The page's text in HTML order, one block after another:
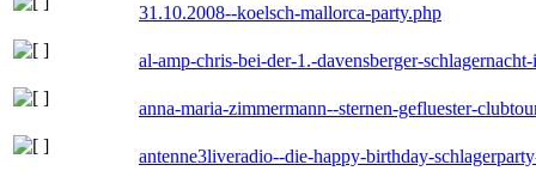
31.10.2008--koelsch-mallorca-party.php
al-amp-chris-bei-der-1.-davensberger-
anna-maria-zimmermann--sternen-gefluester-
antenne3liveradio--die-happy-birthday-